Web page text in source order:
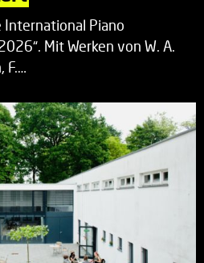
International Piano
Mit Werken von W. A.
F.…